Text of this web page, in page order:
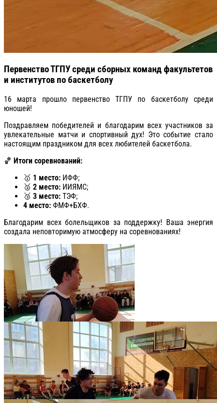
Первенство ТГПУ среди сборных команд факультетов
и институтов по баскетболу
16 марта прошло первенство ТГПУ по баскетболу среди
юношей!
Поздравляем победителей и благодарим всех участников за
увлекательные матчи и спортивный дух! Это событие стало
настоящим праздником для всех любителей баскетбола.
🏀 Итоги соревнований:
🥇 1 место: ИФФ;
🥈 2 место: ИИЯМС;
🥉 3 место: ТЭФ;
4 место: ФМФ+БХФ.
Благодарим всех болельщиков за поддержку! Ваша энергия
создала неповторимую атмосферу на соревнованиях!